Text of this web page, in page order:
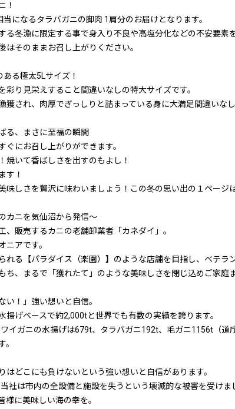
！
になるタラバガニの脚肉 1肩分のお届けとなります。
る冬漁に限定する事で身入り不良や高塩分化などの不安要素
はそのままお召し上がりください。
る極太5Lサイズ！
彩り見栄えすること間違いなしの特大サイズです。
獲され、肉厚でぎっしりと詰まっている身に大満足間違いなし
る、まさに至福の瞬間
ぐにお召し上がりができます。
焼いて香ばしさを出すのもよし！
す！
味しさを贅沢に味わいましょう！この冬の思い出の１ページ
カニを気仙沼から発信〜
、販売するカニの老舗卸業者「カネダイ」。
ニアです。
れる【パラダイス（楽園）】のような店舗を目指し、ベテ
ち、まるで「獲れたて」のような美味しさを閉じ込めご家庭
い！」強い想いと自信。
揚げベースで約2,000tと世界でも有数の実績を誇ります。
イガニの水揚げは679t、タラバガニ192t、毛ガニ1156t（
。
はどこにも負けないという強い想いと自信があります。
社は市内の全設備と施設を失うという壊滅的な被害を受け
様に美味しい海の幸を。